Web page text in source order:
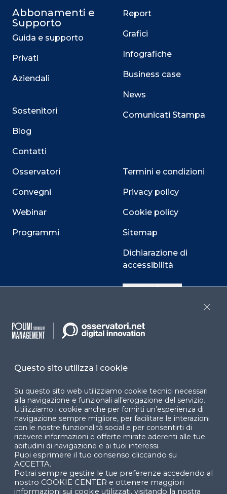
Abbonamenti e
Supporto
Guida e supporto
Privati
Aziendali
Sostenitori
Blog
Contatti
Osservatori
Convegni
Webinar
Programmi
Report
Grafici
Infografiche
Business case
News
Comunicati Stampa
Termini e condizioni
Privacy policy
Cookie policy
Sitemap
Dichiarazione di
accessibilità
Cookie Center
Facebook LinkedIn
© 2024 Copyright © Politecnico di Milano Dipartimento
di Ingegneria Gestionale
Questo sito utilizza i cookie
Su questo sito web utilizziamo cookie tecnici necessari
alla navigazione e funzionali all’erogazione del servizio.
Utilizziamo i cookie anche per fornirti un’esperienza di
navigazione sempre migliore, per facilitare le interazioni
con le nostre funzionalità social e per consentirti di
ricevere informazioni e offerte mirate aderenti alle tue
abitudini di navigazione e ai tuoi interessi.
Puoi esprimere il tuo consenso cliccando su
ACCETTA.
Potrai sempre gestire le tue preferenze accedendo al
nostro COOKIE CENTER e ottenere maggiori
informazioni sui cookie utilizzati, visitando la nostra